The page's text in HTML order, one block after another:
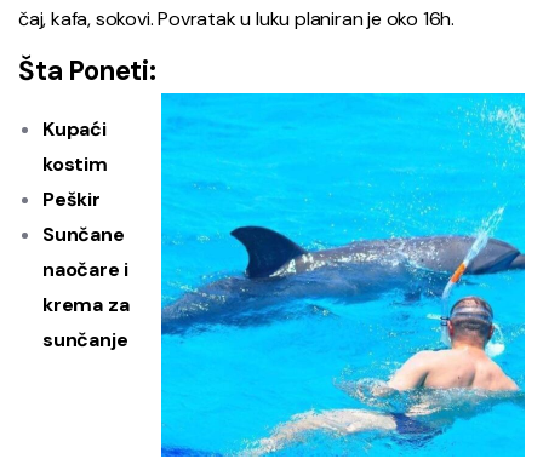
čaj, kafa, sokovi. Povratak u luku planiran je oko 16h.
Šta Poneti:
Kupaći
kostim
Peškir
Sunčane
naočare i
krema za
sunčanje